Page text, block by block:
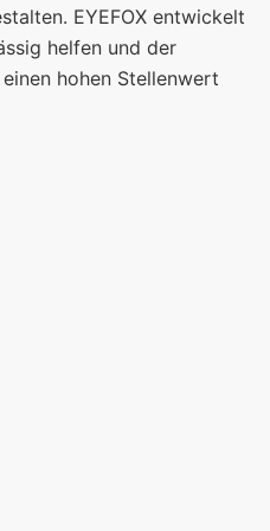
EYEFOX entwickelt
helfen und der
hohen Stellenwert